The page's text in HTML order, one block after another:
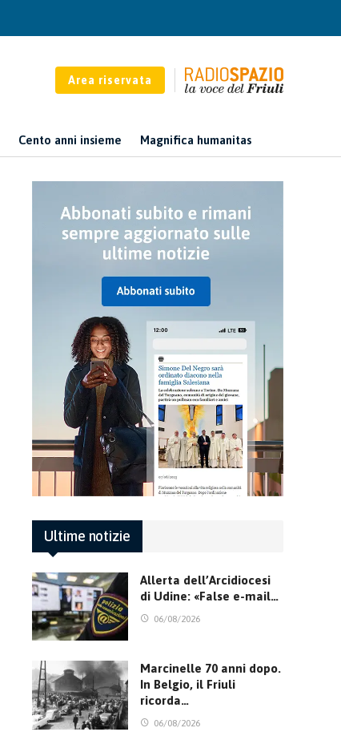
Area riservata
Cento anni insieme Magnifica humanitas
Ultime notizie
Allerta dell’Arcidiocesi
di Udine: «False e-mail…
06/08/2026
Marcinelle 70 anni dopo.
In Belgio, il Friuli
ricorda…
06/08/2026